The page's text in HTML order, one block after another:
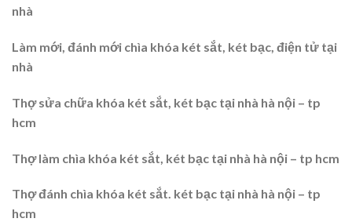
nhà
Làm mới, đánh mới chìa khóa két sắt, két bạc, điện tử tại
nhà
Thợ sửa chữa khóa két sắt, két bạc tại nhà hà nội – tp
hcm
Thợ làm chìa khóa két sắt, két bạc tại nhà hà nội – tp hcm
Thợ đánh chìa khóa két sắt. két bạc tại nhà hà nội – tp
hcm